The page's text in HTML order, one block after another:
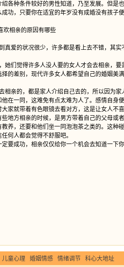
各种条件较好的男性知道，乃至发展。但是
功，只要你在适宜的年岁没有成婚没有孩子
爱的状况很少，许多都是看上去不错，其实
们觉得许多人没人要的女人才会去相亲，要
的差别，现代许多女人都希望自己的婚姻美
亲的，都是家人介绍自己去的，所以因为家
在一同，这难免有点太难为人了。感情自身便
家就带着有色眼镜去看对方，这是让女人不喜
方相亲的时候，是男方带着自己的父母或
养，还要和他们坐一同泡泡茶之类的。这种
何人都会觉得不舒服吧。
成功，相亲仅仅给你一个机会去知道一下
儿童心理 婚姻情感 情绪调节 科心大地址